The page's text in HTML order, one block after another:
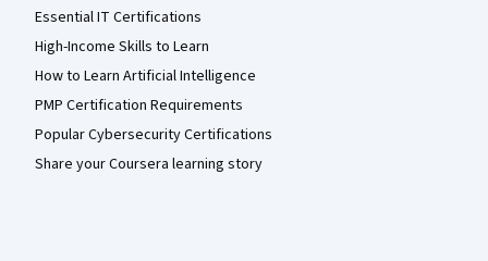
Essential IT Certifications
High-Income Skills to Learn
How to Learn Artificial Intelligence
PMP Certification Requirements
Popular Cybersecurity Certifications
Share your Coursera learning story